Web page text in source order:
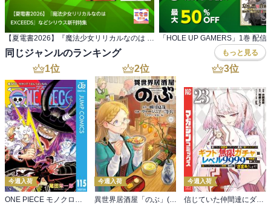
【夏電書2026】『魔法少女リリカルなのは EXCEEDS』などシリウス新刊特集
同じジャンルのランキング もっと見る
1位
今週入荷
2位
今週入荷
3位
今週入荷